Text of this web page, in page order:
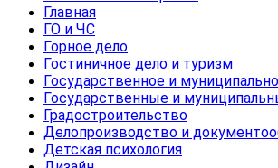
Главная
ГО и ЧС
Горное дело
Гостиничное дело и туризм
Государственное и
Государственные и
Градостроительство
Делопроизводство и
Детская психология